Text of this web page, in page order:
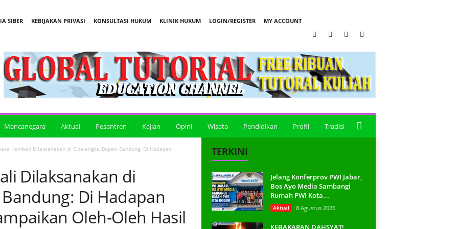
SIBER KEBIJAKAN PRIVASI KONSULTASI HUKUM KLINIK HUKUM LOGIN/REGISTER MY ACCOUNT
Mancanegara Aktual Pesantren Kajian Opini Wisata Pendidikan Profil Tradisi
Kembali Dilaksanakan di Cicalengka, Bupati Bandung: Di Hadapan
Dilaksanakan di
Di Hadapan
Oleh-Oleh Hasil
TERKINI
Jelang Konferprov PWI Jabar,
Bos Ayo Media Sambangi
Rumah PWI Kota...
Aktual 8 Agustus 2026
KEBAKARAN DAHSYAT!